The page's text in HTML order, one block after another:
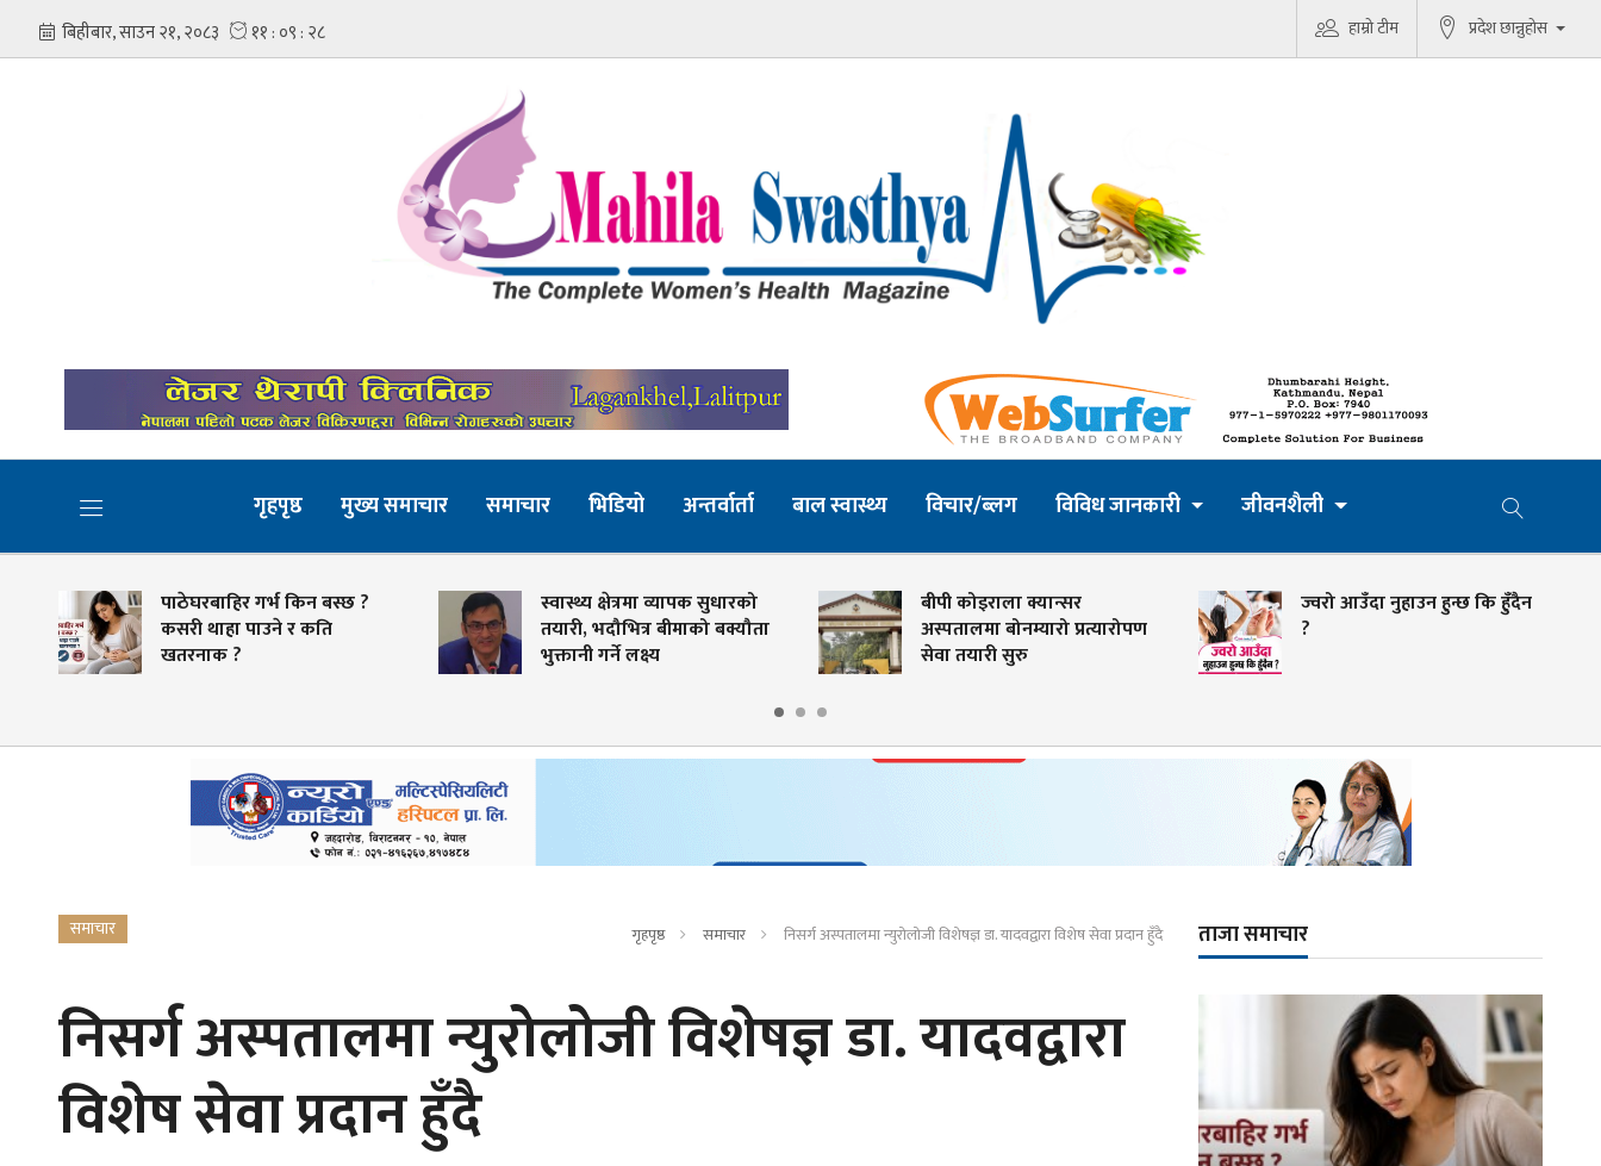
हाम्रो टीम प्रदेश छान्नुहोस
गृहपृष्ठ मुख्य समाचार समाचार भिडियो अन्तर्वार्ता बाल स्वास्थ्य विचार/ब्लग विविध जानकारी जीवनशैली
पाठेघरबाहिर गर्भ किन बस्छ ?
कसरी थाहा पाउने र कति
खतरनाक ?
स्वास्थ्य क्षेत्रमा व्यापक सुधारको
तयारी, भदौभित्र बीमाको बक्यौता
भुक्तानी गर्ने लक्ष्य
बीपी कोइराला क्यान्सर
अस्पतालमा बोनम्यारो प्रत्यारोपण
सेवा तयारी सुरु
ज्वरो आउँदा नुहाउन हुन्छ कि हुँदैन
?
समाचार गृहपृष्ठ समाचार निसर्ग अस्पतालमा न्युरोलोजी विशेषज्ञ डा. यादवद्वारा विशेष सेवा प्रदान हुँदै
निसर्ग अस्पतालमा न्युरोलोजी विशेषज्ञ डा. यादवद्वारा
विशेष सेवा प्रदान हुँदै
ताजा समाचार